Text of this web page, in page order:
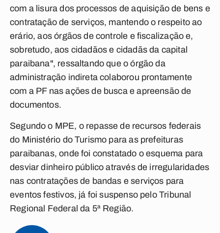
com a lisura dos processos de aquisição de bens e
contratação de serviços, mantendo o respeito ao
erário, aos órgãos de controle e fiscalização e,
sobretudo, aos cidadãos e cidadãs da capital
paraibana", ressaltando que o órgão da
administração indireta colaborou prontamente
com a PF nas ações de busca e apreensão de
documentos.
Segundo o MPE, o repasse de recursos federais
do Ministério do Turismo para as prefeituras
paraibanas, onde foi constatado o esquema para
desviar dinheiro público através de irregularidades
nas contratações de bandas e serviços para
eventos festivos, já foi suspenso pelo Tribunal
Regional Federal da 5ª Região.